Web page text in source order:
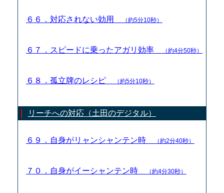
６６．対応されない効用 （約5分10秒）
６７．スピードに乗ったアガリ効率 （約4分50秒）
６８．孤立牌のレシピ （約5分10秒）
リーチへの対応（土田のデジタル）
６９．自身がリャンシャンテン時 （約2分40秒）
７０．自身がイーシャンテン時 （約4分30秒）